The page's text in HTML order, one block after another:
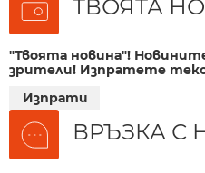
ТВОЯТА
"Твоята новина"!
зрители! Изпратете
Изпрати
ВРЪЗКА С